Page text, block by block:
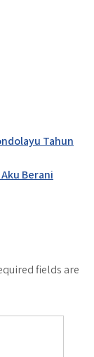
Tahun
Berani
fields are